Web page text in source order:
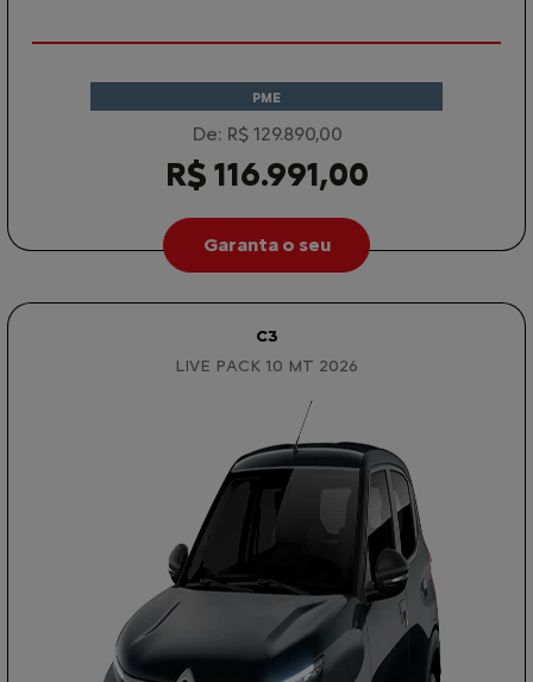
PME
De: R$ 129.890,00
R$ 116.991,00
Garanta o seu
C3
LIVE PACK 1.0 MT 2026